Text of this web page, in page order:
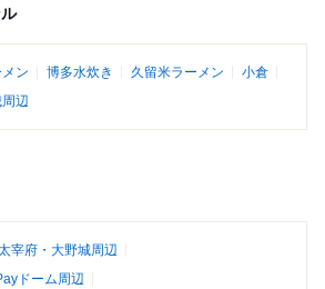
ン 博多水炊き 久留米ラーメン
小倉
辺
宰府・大野城周辺
ドーム周辺